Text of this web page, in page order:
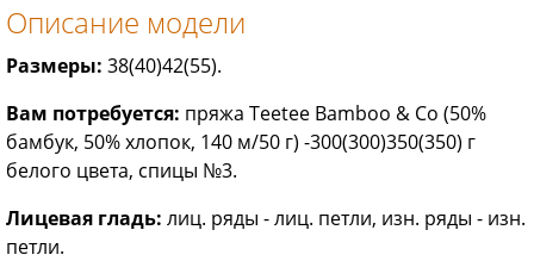
Описание модели
Размеры: 38(40)42(55).
Вам потребуется: пряжа Teetee Bamboo & Со (50%
бамбук, 50% хлопок, 140 м/50 г) -300(300)350(350) г
белого цвета, спицы №3.
Лицевая гладь: лиц. ряды - лиц. петли, изн. ряды - изн.
петли.